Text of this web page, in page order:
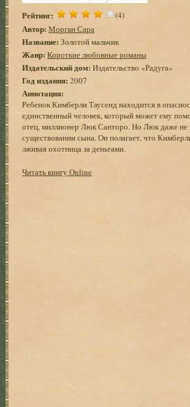
Рейтинг: (4)
Автор: Морган Сара
Название: Золотой мальчик
Жанр: Короткие любовные романы
Издательский дом: Издательство «Радуга»
Год издания:2007
Аннотация:
Ребенок Кимберли Таусенд находится в
единственный человек, который может ему
отец, миллионер Люк Санторо. Но Люк даже не
существовании сына. Он полагает, что
лживая охотница за деньгами.
Читать книгу Online